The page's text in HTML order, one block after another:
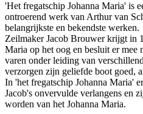
'Het fregatschip Johanna Maria' is
ontroerend werk van Arthur van
belangrijkste en bekendste werken.
Zeilmaker Jacob Brouwer krijgt in
Maria op het oog en besluit er mee
varen onder leiding van
verzorgen zijn geliefde boot goed,
In 'het fregatschip Johanna Maria'
Jacob's onvervulde verlangens en
worden van het Johanna Maria.